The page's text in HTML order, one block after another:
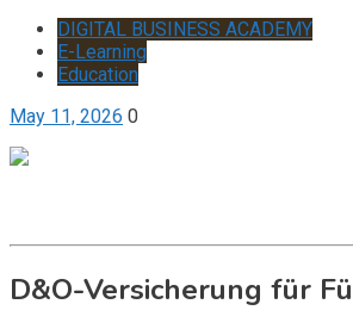
DIGITAL BUSINESS ACADEMY
E-Learning
Education
May 11, 2026 0
D&O-Versicherung für